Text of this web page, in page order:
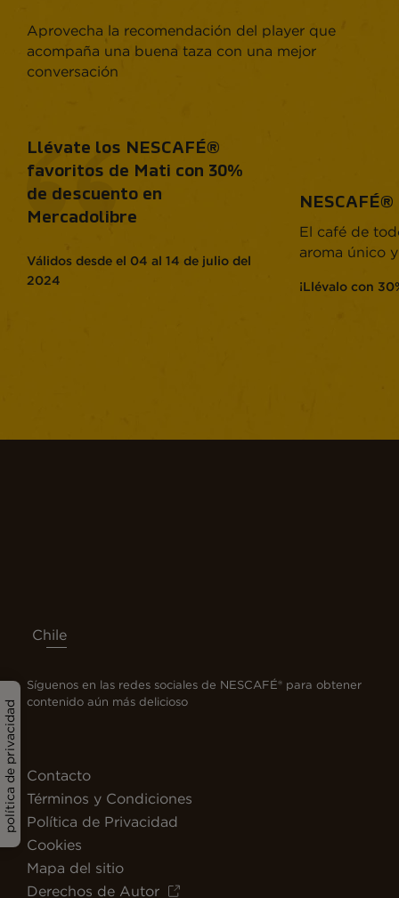
Aprovecha la recomendación del player que
acompaña una buena taza con una mejor
conversación
Llévate los NESCAFÉ®
favoritos de Mati con 30%
de descuento en
Mercadolibre
Válidos desde el 04 al 14 de julio del
2024
El café de
aroma único
¡Llévalo con
política de privacidad
Chile
Síguenos en las redes sociales de NESCAFÉ® para obtener
contenido aún más delicioso
Contacto
Términos y Condiciones
Política de Privacidad
Cookies
Mapa del sitio
Derechos de Autor